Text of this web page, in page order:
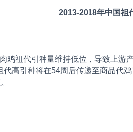
2013-2018年中国祖
祖代引种量维持低位，导致上游
高引种将在54周后传递至商品代